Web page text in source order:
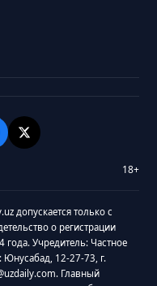
18+
допускается только с
о регистрации
Учредитель: Частное
Юнусабад, 12-27-73, г.
Главный